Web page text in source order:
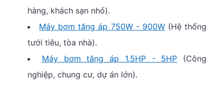
hàng, khách sạn nhỏ).
Máy bơm tăng áp 750W - 900W(Hệ thống
tưới tiêu, tòa nhà).
Máy bơm tăng áp 1.5HP - 5HP (Công
nghiệp, chung cư, dự án lớn).